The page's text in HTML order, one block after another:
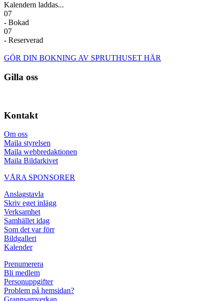
Kalendern laddas...
07
- Bokad
07
- Reserverad
GÖR DIN BOKNING AV SPRUTHUSET HÄR
Gilla oss
Kontakt
Om oss
Maila styrelsen
Maila webbredaktionen
Maila Bildarkivet
VÅRA SPONSORER
Anslagstavla
Skriv eget inlägg
Verksamhet
Samhället idag
Som det var förr
Bildgalleri
Kalender
Prenumerera
Bli medlem
Personuppgifter
Problem på hemsidan?